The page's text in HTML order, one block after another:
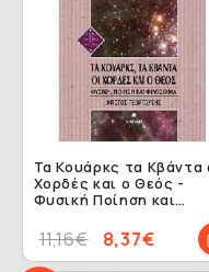
Τα Κουάρκς τα Κβάντα
Χορδές και ο Θεός -
Φυσική Ποίηση και
8,37€
11,16€